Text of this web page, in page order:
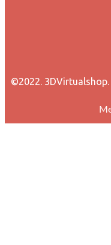
©2022. 3DVirtualshop.